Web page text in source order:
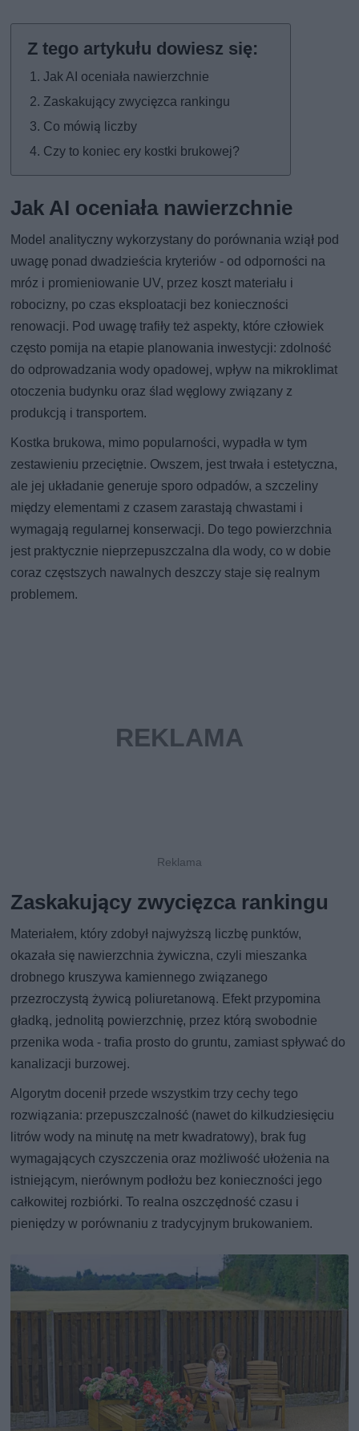
Jak AI oceniała nawierzchnie
Zaskakujący zwycięzca rankingu
Co mówią liczby
Czy to koniec ery kostki brukowej?
Jak AI oceniała nawierzchnie
Model analityczny wykorzystany do porównania wziął pod
uwagę ponad dwadzieścia kryteriów - od odporności na
mróz i promieniowanie UV, przez koszt materiału i
robocizny, po czas eksploatacji bez konieczności
renowacji. Pod uwagę trafiły też aspekty, które człowiek
często pomija na etapie planowania inwestycji: zdolność
do odprowadzania wody opadowej, wpływ na mikroklimat
otoczenia budynku oraz ślad węglowy związany z
produkcją i transportem.
Kostka brukowa, mimo popularności, wypadła w tym
zestawieniu przeciętnie. Owszem, jest trwała i estetyczna,
ale jej układanie generuje sporo odpadów, a szczeliny
między elementami z czasem zarastają chwastami i
wymagają regularnej konserwacji. Do tego powierzchnia
jest praktycznie nieprzepuszczalna dla wody, co w dobie
coraz częstszych nawalnych deszczy staje się realnym
problemem.
Zaskakujący zwycięzca rankingu
Materiałem, który zdobył najwyższą liczbę punktów,
okazała się nawierzchnia żywiczna, czyli mieszanka
drobnego kruszywa kamiennego związanego
przezroczystą żywicą poliuretanową. Efekt przypomina
gładką, jednolitą powierzchnię, przez którą swobodnie
przenika woda - trafia prosto do gruntu, zamiast spływać do
kanalizacji burzowej.
Algorytm docenił przede wszystkim trzy cechy tego
rozwiązania: przepuszczalność (nawet do kilkudziesięciu
litrów wody na minutę na metr kwadratowy), brak fug
wymagających czyszczenia oraz możliwość ułożenia na
istniejącym, nierównym podłożu bez konieczności jego
całkowitej rozbiórki. To realna oszczędność czasu i
pieniędzy w porównaniu z tradycyjnym brukowaniem.